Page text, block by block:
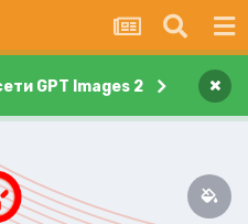
GPT Images 2 ×